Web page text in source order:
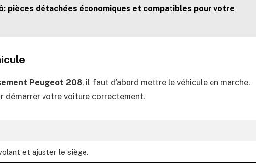
pièces détachées économiques et compatibles pour votre
Peugeot 208, il faut d’abord mettre le véhicule en marche.
démarrer votre voiture correctement.
et ajuster le siège.